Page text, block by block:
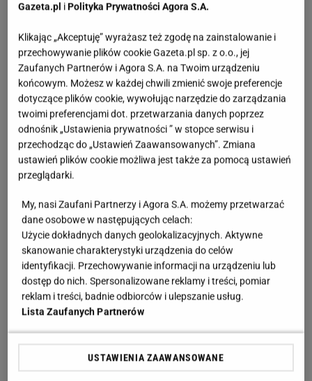
Detoksykujący napar z zielonej pietruszki
Potrzebne nam składniki do oczyszczającego napoju
to:
- pęczek pietruszki
- 2 szklanki wody
- 1 łyżka cukru kokosowego
Przygotowanie:
Na początku należy zaparzyć napar z listków zielonej
pietruszki. Gdy już będzie gotowy dodajemy do niego
trochę soku z cytryny i łyżkę cukru kokosowego do
smaku. Gotowe!
Gazeta.pl iPolityka Prywatności Agora S.A.
Klikając „Akceptuję” wyrażasz też zgodę na zainstalowanie i
przechowywanie plików cookie Gazeta.pl sp. z o.o., jej
Zaufanych Partnerów i Agora S.A. na Twoim urządzeniu
końcowym. Możesz w każdej chwili zmienić swoje preferencje
dotyczące plików cookie, wywołując narzędzie do zarządzania
twoimi preferencjami dot. przetwarzania danych poprzez
odnośnik „Ustawienia prywatności ” w stopce serwisu i
przechodząc do „Ustawień Zaawansowanych”. Zmiana
ustawień plików cookie możliwa jest także za pomocą ustawień
przeglądarki.
My, nasi Zaufani Partnerzy i Agora S.A. możemy przetwarzać
dane osobowe w następujących celach:
Użycie dokładnych danych geolokalizacyjnych. Aktywne
skanowanie charakterystyki urządzenia do celów
identyfikacji. Przechowywanie informacji na urządzeniu lub
dostęp do nich. Spersonalizowane reklamy i treści, pomiar
reklam i treści, badnie odbiorców i ulepszanie usług.
Lista Zaufanych Partnerów
USTAWIENIA ZAAWANSOWANE